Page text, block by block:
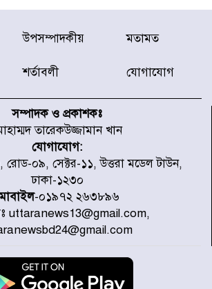
ডিএনসিসির সঙ্গে সমন্বয়ে পরিচ্ছন্নতার
নতুন উদ্যোগ নিকুঞ্জ-টানপাড়ায়
উদ্যোগে উত্তরা ১৩ নং সেক্টর-এ
পরিষ্কার-পরিচ্ছন্নতা অভিযান
ডিএমপির অভিযানে ২৪ ঘণ্টায় গ্রেপ্তার
৫০৪, উদ্ধার মাদক-অস্ত্র
সন্দ্বীপের চরে বিপদে পড়া কচ্ছপ উদ্ধার
সাগরে অবমুক্ত
মাতারবাড়ী পৌঁছে নির্ধারিত কর্মসূচিতে
উপসম্পাদকীয় মতামত
শর্তাবলী যোগাযোগ
সম্পাদক ও প্রকাশকঃ
তারেকউজ্জামান খান
যোগাযোগ:
রোড-০৯, সেক্টর-১১, উত্তরা মডেল টাউন,
ঢাকা-১২৩০
-০১৯৭২ ২৬৩৮৯৬
uttaranews13@gmail.com,